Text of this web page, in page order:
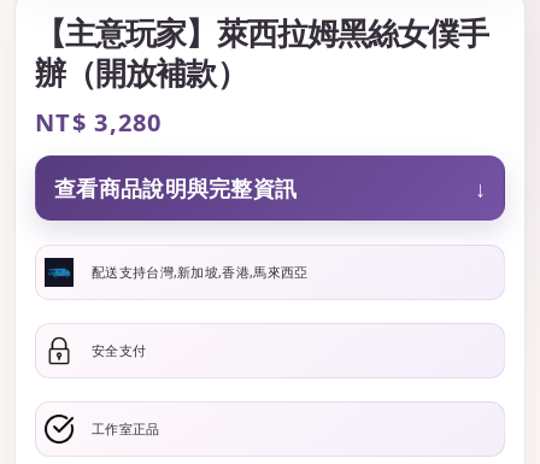
【主意玩家】萊西拉姆黑絲女僕手
辦（開放補款）
Regular
price
NT$ 3,280
查看商品說明與完整資訊 ↓
配送支持台灣,新加坡,香港,馬來西亞
安全支付
工作室正品